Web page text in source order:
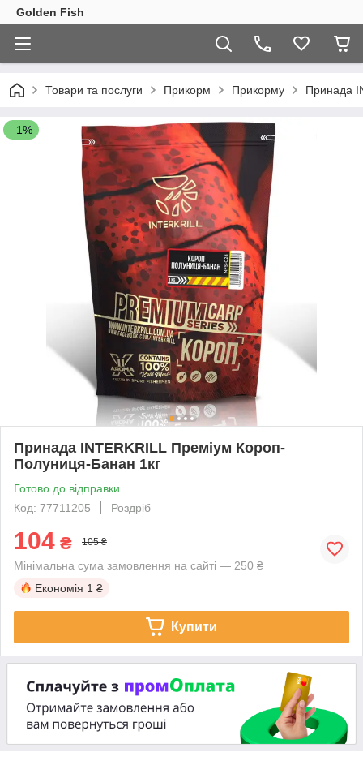
Golden Fish
Товари та послуги Прикорм Прикорму Принада
–1%
Принада INTERKRILL Преміум Короп-
Полуниця-Банан 1кг
Готово до відправки
Код: 77711205
Роздріб
104 ₴ 105 ₴
Мінімальна сума замовлення на сайті — 250 ₴
Економія 1 ₴
Купити